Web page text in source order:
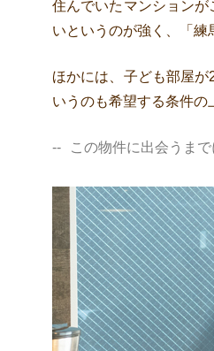
住んでいたマンション
いというのが強く、「
ほかには、子ども部屋
いうのも希望する条件
この物件に出会うま